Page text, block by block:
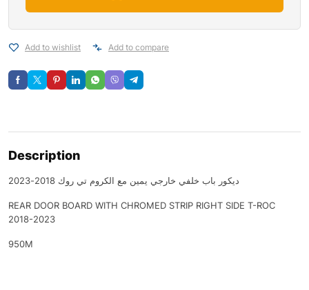
Add to wishlist Add to compare
Description
ديكور باب خلفي خارجي يمين مع الكروم تي روك 2018-2023
REAR DOOR BOARD WITH CHROMED STRIP RIGHT SIDE T-ROC
2018-2023
950M